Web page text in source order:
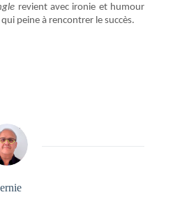
revient avec ironie et humour
peine à rencontrer le succès.